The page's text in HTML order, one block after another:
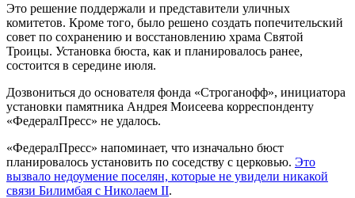
Это решение поддержали и представители уличных
комитетов. Кроме того, было решено создать попечительский
совет по сохранению и восстановлению храма Святой
Троицы. Установка бюста, как и планировалось ранее,
состоится в середине июля.
Дозвониться до основателя фонда «Строганофф», инициатора
установки памятника Андрея Моисеева корреспонденту
«ФедералПресс» не удалось.
«ФедералПресс» напоминает, что изначально бюст
планировалось установить по соседству с церковью. Это
вызвало недоумение поселян, которые не увидели никакой
связи Билимбая с Николаем II.